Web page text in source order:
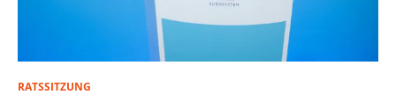
RATSSITZUNG